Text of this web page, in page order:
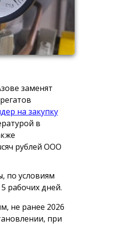
заменят
на закупку
в
рублей ООО
по условиям
рабочих дней.
не ранее 2026
при